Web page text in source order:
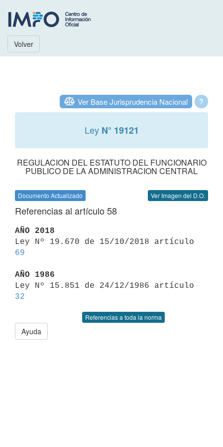
Volver
?
Ver Base Jurisprudencia Nacional
Ley N° 19121
REGULACION DEL ESTATUTO DEL FUNCIONARIO
PUBLICO DE LA ADMINISTRACION CENTRAL
Documento Actualizado Ver Imagen del D.O.
Referencias al artículo 58
AÑO 2018
69
AÑO 1986
32
Referencias a toda la norma
Ayuda